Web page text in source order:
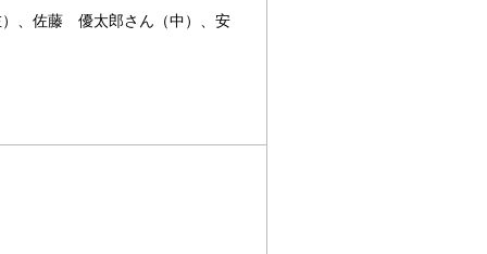
、佐藤 優太郎さん（中）、安